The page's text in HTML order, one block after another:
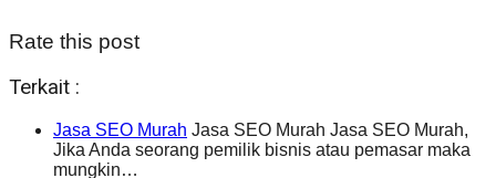
Rate this post
Terkait :
Jasa SEO Murah Jasa SEO Murah Jasa SEO Murah,
Jika Anda seorang pemilik bisnis atau pemasar maka
mungkin…